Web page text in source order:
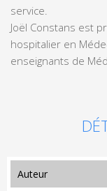
service.
Joël Constans est
hospitalier en
enseignants de
auteur